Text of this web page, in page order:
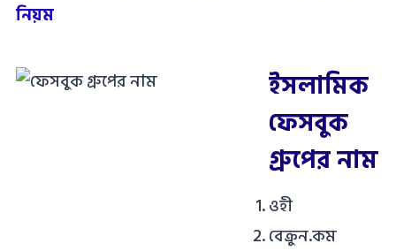
নিয়ম
ইসলামিক
ফেসবুক
গ্রুপের নাম
ওহী
বেক্রুন.কম